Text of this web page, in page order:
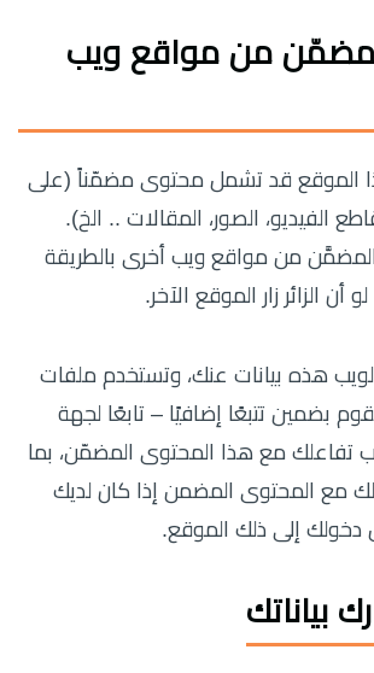
من مواقع ويب
الموقع قد تشمل محتوى مضمّناً (على
الفيديو، الصور، المقالات .. الخ).
من مواقع ويب أخرى بالطريقة
الزائر زار الموقع الآخر.
هذه بيانات عنك، وتستخدم ملفات
بضمين تتبعًا إضافيًا – تابعًا لجهة
تفاعلك مع هذا المحتوى المضمّن، بما
مع المحتوى المضمن إذا كان لديك
إلى ذلك الموقع.
بياناتك